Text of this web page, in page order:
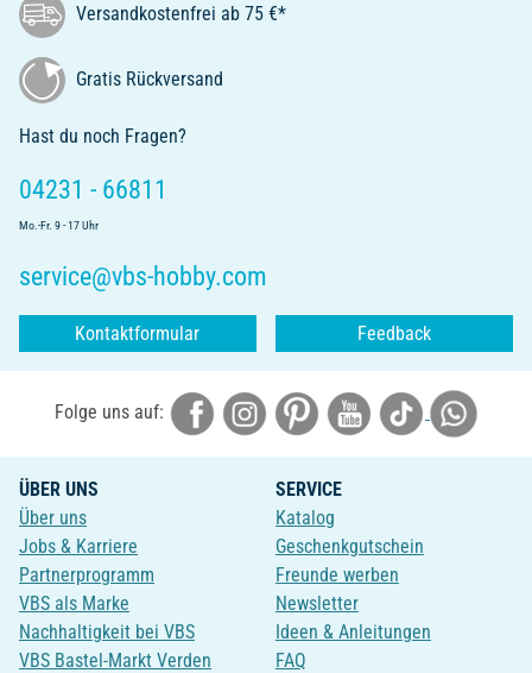
Versandkostenfrei ab 75 €*
Gratis Rückversand
Hast du noch Fragen?
04231 - 66811
Mo.-Fr. 9 - 17 Uhr
service@vbs-hobby.com
Kontaktformular Feedback
Folge uns auf:
ÜBER UNS
Über uns
Jobs & Karriere
Partnerprogramm
VBS als Marke
Nachhaltigkeit bei VBS
VBS Bastel-Markt Verden
SERVICE
Katalog
Geschenkgutschein
Freunde werben
Newsletter
Ideen & Anleitungen
FAQ